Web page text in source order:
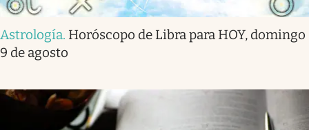
Astrología. Horóscopo de Libra para HOY, domingo
9 de agosto